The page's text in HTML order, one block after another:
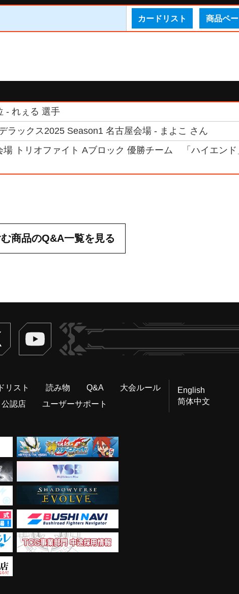
カードリスト 商品ペ
- れぇる 選手
ラックス2025 Season1 名古屋会場 - まよこ さん
場 トリオファイト Aブロック 優勝チーム 「ハイエンド
商品のQ&A一覧を見る
Twitter ヴァンガードch
リスト 読み物 Q&A
大会ルール
公認店 ユーザーサポート
English
简体中文